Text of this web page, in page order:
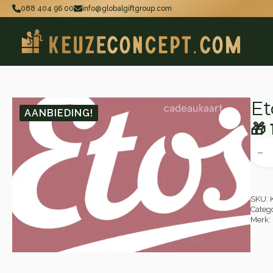
088 404 96 00 info@globalgiftgroup.com
AANBIEDING!
🎁
🎁
🎁
aantal
SKU:
Merk: